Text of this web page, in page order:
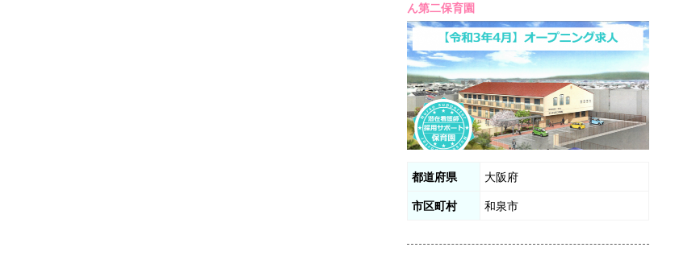
ん第二保育園
都道府県 大阪府
市区町村 和泉市